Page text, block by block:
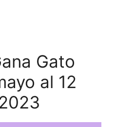
Gato
al 12